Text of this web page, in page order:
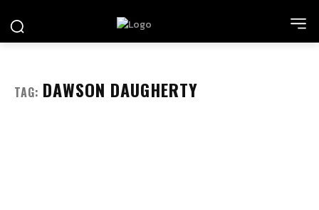
TAG: DAWSON DAUGHERTY